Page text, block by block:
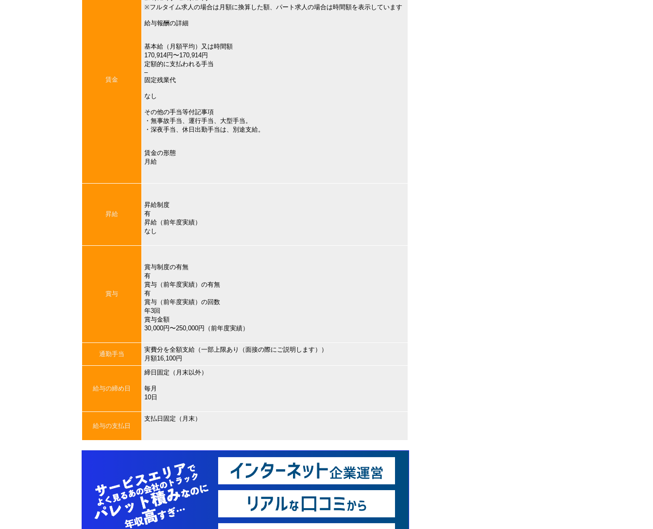
賃金
※フルタイム求人の場合は月額に換算した額、パート求人の場合は時間額を表示しています
給与報酬の詳細
基本給（月額平均）又は時間額
170,914円〜170,914円
定額的に支払われる手当
–
固定残業代
なし
その他の手当等付記事項
・無事故手当、運行手当、大型手当。
・深夜手当、休日出勤手当は、別途支給。
賃金の形態
月給
昇給
昇給制度
有
昇給（前年度実績）
なし
賞与
賞与制度の有無
有
賞与（前年度実績）の有無
有
賞与（前年度実績）の回数
年3回
賞与金額
30,000円〜250,000円（前年度実績）
通勤手当
実費分を全額支給（一部上限あり（面接の際にご説明します））
月額16,100円
給与の締め日
締日固定（月末以外）
毎月
10日
給与の支払日
支払日固定（月末）